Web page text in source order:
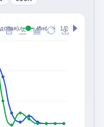
Инфляция (CPI, конец
1/2